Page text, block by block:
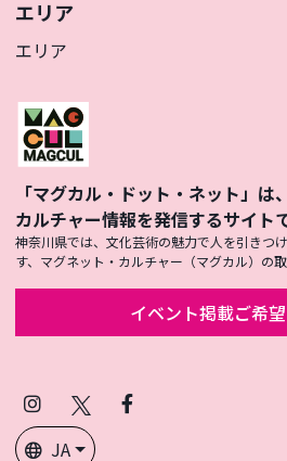
エリア
エリア
「マグカル・ドット・ネット」は
カルチャー情報を発信するサイトで
神奈川県では、文化芸術の魅力で人を引きつ
す、マグネット・カルチャー（マグカル）の
イベント掲載ご希
Instagram
(Twitter)
Facebook
JA